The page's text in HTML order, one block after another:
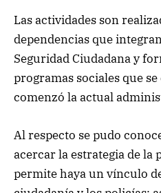
Las actividades son
dependencias que
Seguridad Ciudadana y
programas sociales que
comenzó la actual
Al respecto se pudo
acercar la estrategia de la
permite haya un vínculo